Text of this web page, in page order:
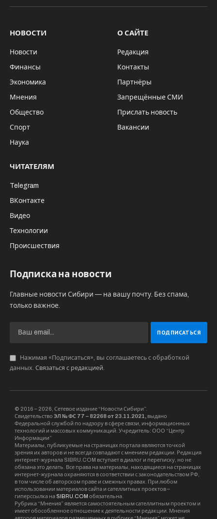
Новосибирской области с исковым заявлением
«Сибмост»
– по версии предприятия
просроченная задолженность достигла 5,1
млн руб.
ООО «КПД – Газстрой» – завод
КПД – Газстрой», строит жилой массив Чистая
Слобода.
Пока на сайте арбитража не появилось
определения суда на обращение ООО «КПД –
Газстрой», хотя по нормам судопроизводства
обращение должно быть рассмотрено в 15-
дневный срок.
С начала года реестр должников АО “Сибмост”
наличии задолженности заявили не только
ООО «КПД – Газстрой», но и юрлица
“Ситистрой” – на 2,9 млн руб и “Ситэкс” (на 319
тыс руб). Ранее вступил в дело банк “Акцепт”,
другие.
Дело о банкротстве «Сибмоста»
рассматривается в суде с июля 2016 года.
Помимо смежных организаций, подрядчиков,
в числе кредиторов имеются банки. Так, долг
компании перед “Сбербанком” составляет 4,6
млрд руб.
После смены собственников осенью прошлого
года (в акционерный капитал вошли:
структура АФК «Система» «Объединенное